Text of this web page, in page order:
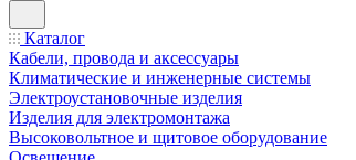
Каталог
Кабели, провода и аксессуары
Климатические и инженерные системы
Электроустановочные изделия
Изделия для электромонтажа
Высоковольтное и щитовое оборудование